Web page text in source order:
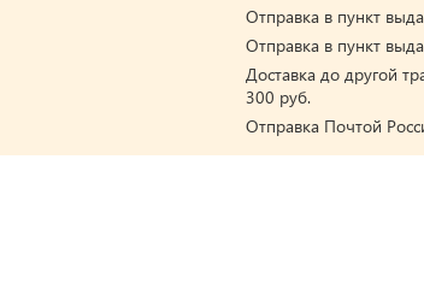
Отправка в пункт
Отправка в пункт
Доставка до другой
300 руб.
Отправка Почтой